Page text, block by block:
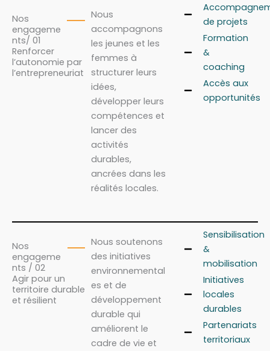
Nos
engageme
nts/ 01
Renforcer
l’autonomie par
l’entrepreneuriat
Nous
accompagnons
les jeunes et les
femmes à
structurer leurs
idées,
développer leurs
compétences et
lancer des
activités
durables,
ancrées dans les
réalités locales.
de projets
Formation
&
coaching
Accès aux
opportunités
Nos
engageme
nts / 02
Agir pour un
territoire durable
et résilient
Nous soutenons
des initiatives
environnemental
es et de
développement
durable qui
améliorent le
cadre de vie et
Sensibilisation
&
mobilisation
Initiatives
locales
durables
Partenariats
territoriaux